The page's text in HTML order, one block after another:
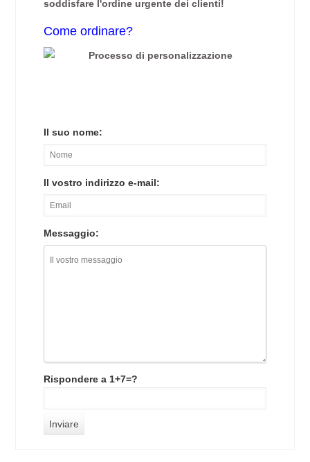
soddisfare l'ordine urgente dei clienti!
Come ordinare?
Il suo nome:
Il vostro indirizzo e-mail:
Messaggio:
Rispondere a 1+7=?